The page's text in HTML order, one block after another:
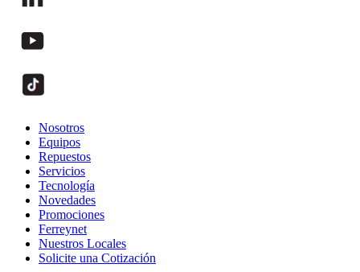
Nosotros
Equipos
Repuestos
Servicios
Tecnología
Novedades
Promociones
Ferreynet
Nuestros Locales
Solicite una Cotización